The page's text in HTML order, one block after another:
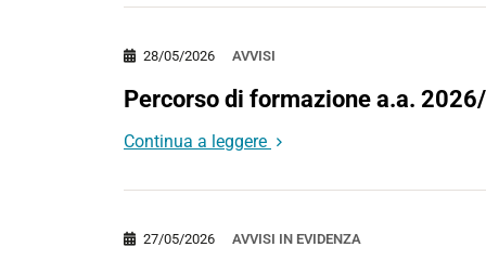
AVVISI
28/05/2026
Percorso di formazione a.a.
Continua a leggere
AVVISI IN EVIDENZA
27/05/2026